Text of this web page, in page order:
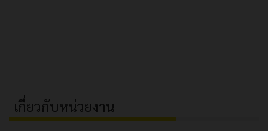
เกี่ยวกับหน่วยงาน